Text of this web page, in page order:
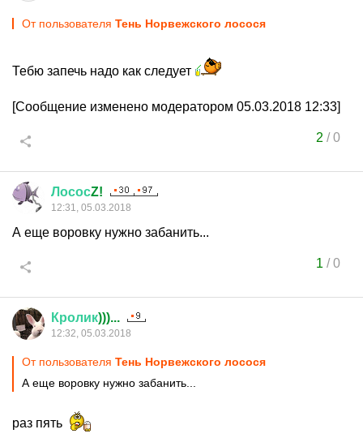
От пользователя Тень Норвежского лосося
Тебю запечь надо как следует
[Сообщение изменено модератором 05.03.2018 12:33]
2 /0
ЛососZ!
12:31, 05.03.2018
А еще воровку нужно забанить...
1 /0
Кролик)))...
12:32, 05.03.2018
От пользователя Тень Норвежского лосося
А еще воровку нужно забанить...
раз пять